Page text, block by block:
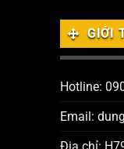
GIỚI
Hotline:
Email: